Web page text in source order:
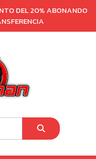
DEL 20% ABONANDO